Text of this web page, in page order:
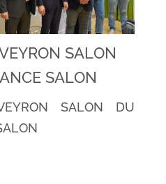
SALON
SALON
SALON DU